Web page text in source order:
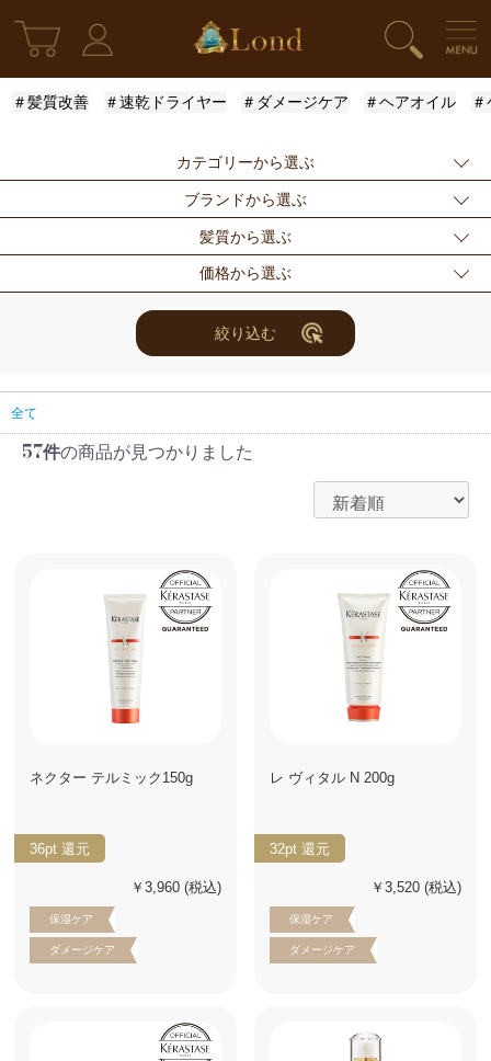
＃髪質改善 ＃速乾ドライヤー ＃ダメージケア ＃ヘアオイル
カテゴリーから選ぶ
新発売 シャンプー
トリートメント
アウトバストリー
ドライヤー・ヘア
アイロン
スタイリング
for Men
メンズスタイリン
グ
ブランドから選ぶ
指定なし Londオリジナル
ケラスターゼ
モロッカンオイル
ルベル
アリミノ
ナンバースリー
ミアン フォード
ホリスティックキ
アクティバート
髪質から選ぶ
ふんわり ハリ・コシ
ウェット
ツヤ
しっとり
価格から選ぶ
〜3000円
3001円〜5000円
円
30000円
絞り込む
全て
57件の商品が見つかりました
ネクター テルミック150g
36pt 還元
￥3,960 (税込)
保湿ケア
ダメージケア
レ ヴィタル N 200g
32pt 還元
￥3,520 (税込)
保湿ケア
ダメージケア